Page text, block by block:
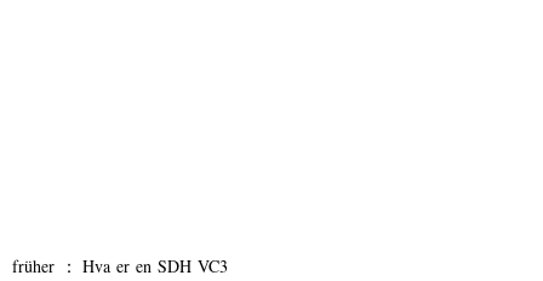
früher ： Hva er en SDH VC3